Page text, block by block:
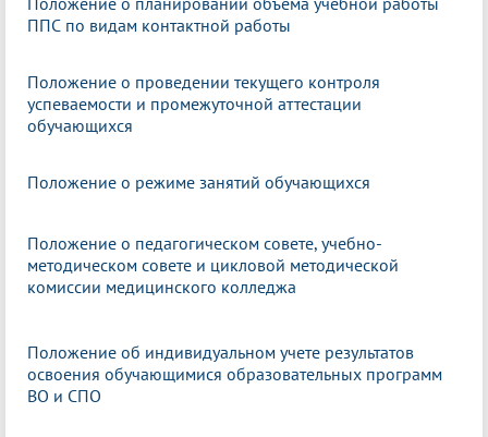
ППС по видам контактной работы
Положение о проведении текущего контроля
успеваемости и промежуточной аттестации
обучающихся
Положение о режиме занятий обучающихся
Положение о педагогическом совете, учебно-
методическом совете и цикловой методической
комиссии медицинского колледжа
Положение об индивидуальном учете результатов
освоения обучающимися образовательных программ
ВО и СПО